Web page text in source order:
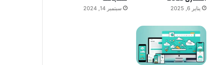
يناير 6, 2025 سبتمبر 14, 2024